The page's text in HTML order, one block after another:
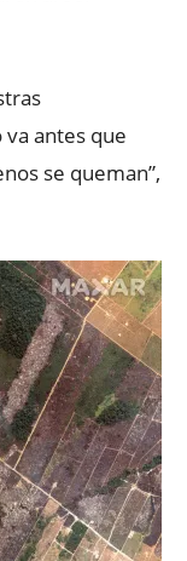
antes que
se queman”,